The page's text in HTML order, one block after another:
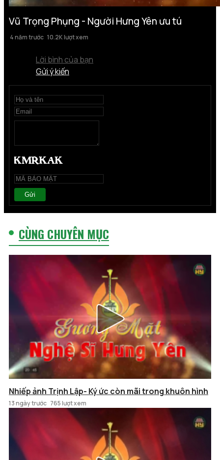
Vũ Trọng Phụng - Người Hưng Yên ưu tú
4 năm trước 10.2K lượt xem
Lời bình của bạn
Gửi ý kiến
Gửi
CÙNG CHUYÊN MỤC
Nhiếp ảnh Trịnh Lập- Ký ức còn mãi trong khuôn hình
13 ngày trước 765 lượt xem